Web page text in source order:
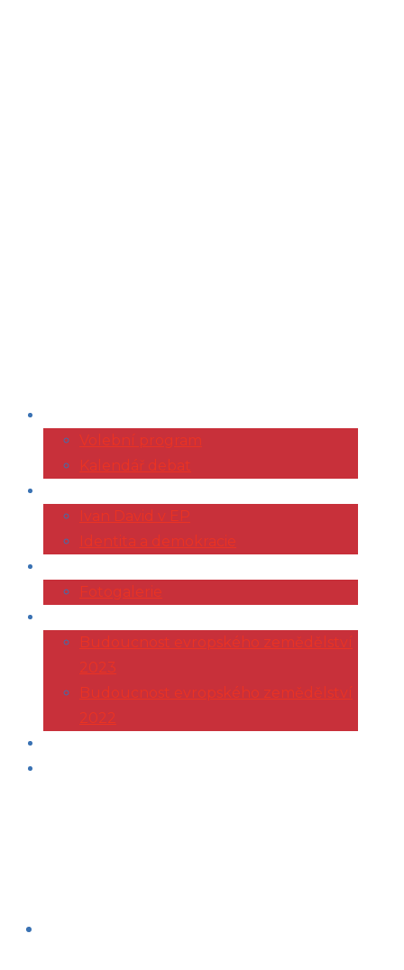
Volební program
Kalendář debat
Ivan David v EP
Identita a demokracie
Fotogalerie
Budoucnost evropského zemědělství
2023
Budoucnost evropského zemědělství
2022